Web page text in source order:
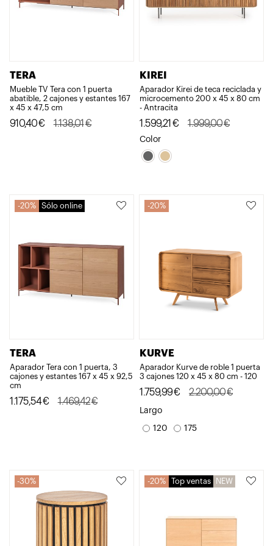
TERA
Mueble TV Tera con 1 puerta
abatible, 2 cajones y estantes 167
x 45 x 47,5 cm
1.138,01€
El
910,40€
El
KIREI
Aparador Kirei de teca reciclada y
microcemento 200 x 45 x 80 cm
- Antracita
1.999,00€
El
precio
original
1.599,21 €
El
precio
actual
Color
20% Sólo online
TERA
Aparador Tera con 1 puerta, 3
cajones y estantes 167 x 45 x 92,5
cm
1.469,42€
El
1.175,54€
El
20%
KURVE
Aparador Kurve de roble 1 puerta
3 cajones 120 x 45 x 80 cm - 120
2.200,00€
El
precio
original
1.759,99€
El
precio
actual
Largo
120 175
30% 20% Top ventas NEW